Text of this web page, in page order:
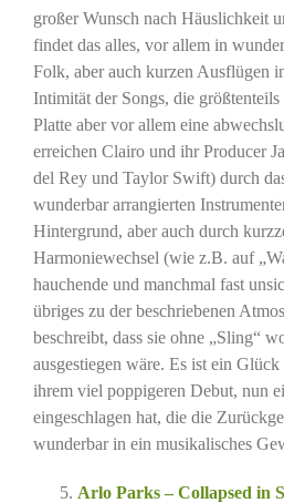
großer Wunsch nach Häuslichkeit
findet das alles, vor allem in
Folk, aber auch kurzen Ausflügen
Intimität der Songs, die
Platte aber vor allem eine
erreichen Clairo und ihr Producer
del Rey und Taylor Swift) durch
wunderbar arrangierten
Hintergrund, aber auch durch
Harmoniewechsel (wie z.B. auf
hauchende und manchmal fast
übriges zu der beschriebenen
beschreibt, dass sie ohne „Sling“
ausgestiegen wäre. Es ist ein Glück
ihrem viel poppigeren Debut, nun
eingeschlagen hat, die die
wunderbar in ein musikalisches
Arlo Parks – Collapsed in